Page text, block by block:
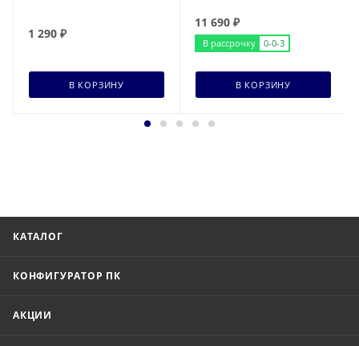
1 290 ₽
В КОРЗИНУ
11 690 ₽
В рассрочку 0-0-3
В КОРЗИНУ
КАТАЛОГ
КОНФИГУРАТОР ПК
АКЦИИ